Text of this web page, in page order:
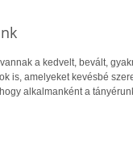
a kedvelt, bevált,
is, amelyeket kevésbé
alkalmanként a